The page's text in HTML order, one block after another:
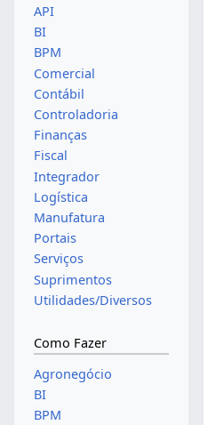
API
BI
BPM
Comercial
Contábil
Controladoria
Finanças
Fiscal
Integrador
Logística
Manufatura
Portais
Serviços
Suprimentos
Utilidades/Diversos
Como Fazer
Agronegócio
BI
BPM